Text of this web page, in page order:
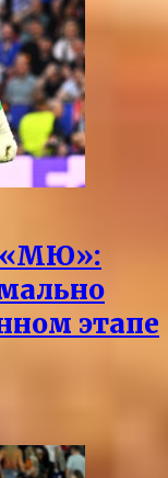
«МЮ»:
этапе